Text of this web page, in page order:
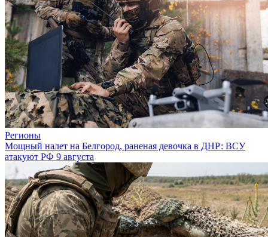
Регионы
Мощный налет на Белгород, раненая девочка в ДНР: ВСУ
атакуют РФ 9 августа